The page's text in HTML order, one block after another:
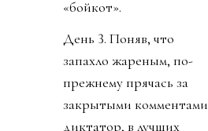
«бойкот».
День 3. Поняв, что
запахло жареным, по-
прежнему прячась за
закрытыми комментами
диктатор, в лучших